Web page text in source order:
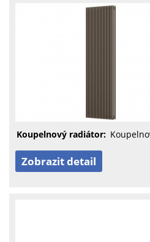
Koupelnový radiátor:
Zobrazit detail